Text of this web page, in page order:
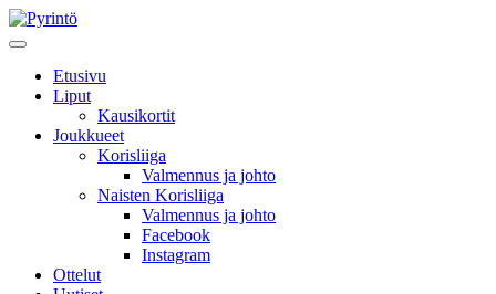
Etusivu
Liput
Kausikortit
Joukkueet
Korisliiga
Valmennus ja johto
Naisten Korisliiga
Valmennus ja johto
Facebook
Instagram
Ottelut